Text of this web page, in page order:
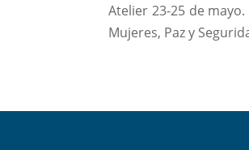
Atelier 23-25 de
Mujeres, Paz y